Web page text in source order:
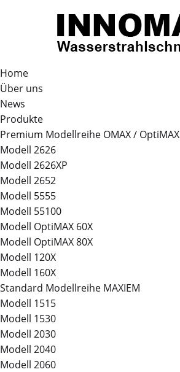
Home
Über uns
News
Produkte
Premium Modellreihe OMAX / OptiMAX
Modell 2626
Modell 2626XP
Modell 2652
Modell 5555
Modell 55100
Modell OptiMAX 60X
Modell OptiMAX 80X
Modell 120X
Modell 160X
Standard Modellreihe MAXIEM
Modell 1515
Modell 1530
Modell 2030
Modell 2040
Modell 2060